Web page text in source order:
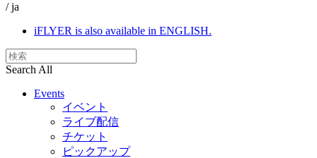
/ ja
iFLYER is also available in ENGLISH.
Search All
Events
イベント
ライブ配信
チケット
ピックアップ